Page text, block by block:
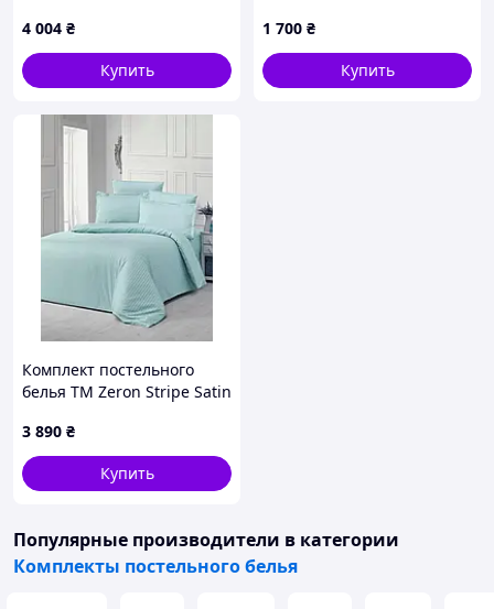
Limasso Exclusive Old Rose
4 004 ₴
Купить
1 700 ₴
Купить
Комплект постельного
белья ТМ Zeron Stripe Satin
цвет св.зеленый
3 890 ₴
Купить
Популярные производители в категории
Комплекты постельного белья